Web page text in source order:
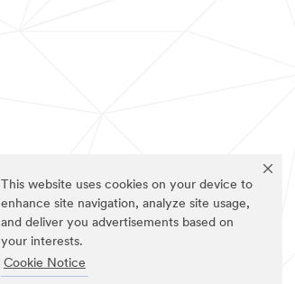
This website uses cookies on your device to
enhance site navigation, analyze site usage,
and deliver you advertisements based on
your interests.
Cookie Notice